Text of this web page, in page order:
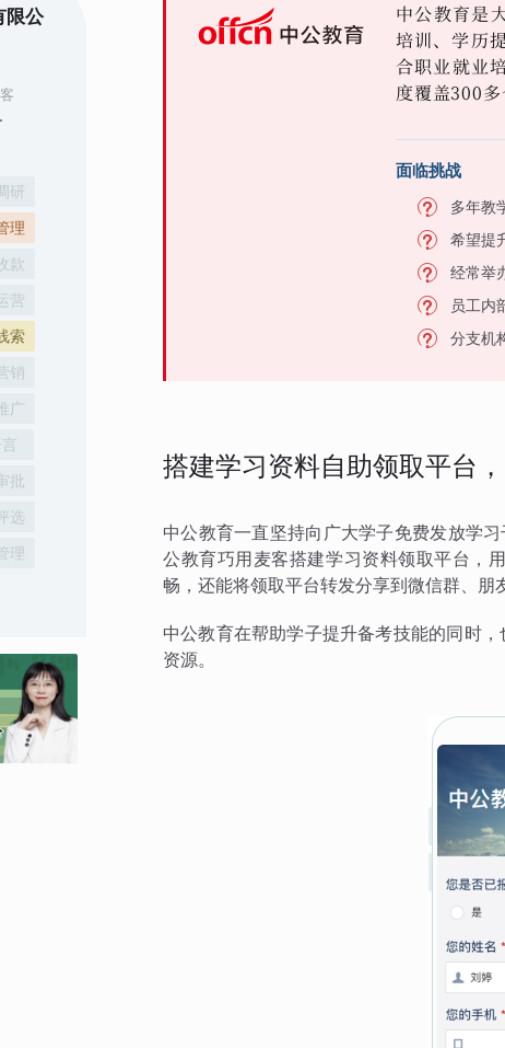
限公
研
理
款
营
索
销
广
批
选
理
中公教育是
培训、学历
合职业就业
度覆盖300多
面临挑战
多年教
希望提
经常举
员工内
分支机
搭建学习资料自助领取平台
中公教育一直坚持向广大学子免费发放学
公教育巧用麦客搭建学习资料领取平台，
畅，还能将领取平台转发分享到微信群、朋
中公教育在帮助学子提升备考技能的同时
资源。